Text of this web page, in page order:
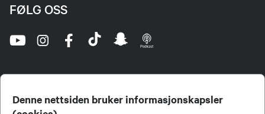
Denne nettsiden bruker informasjonskapsler
FØLG OSS